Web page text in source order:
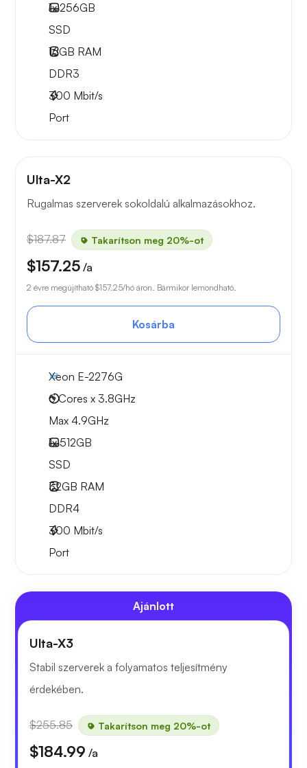
1x256GB
SSD
16GB RAM
DDR3
300 Mbit/s
Port
Ulta-X2
Rugalmas szerverek sokoldalú alkalmazásokhoz.
$187.87 Takarítson meg 20%-ot
$157.25 /a
2 évre megújítható $157.25/hó áron. Bármikor lemondható.
Kosárba
Xeon E-2276G
6 Cores x 3.8GHz
Max 4.9GHz
1x512GB
SSD
32GB RAM
DDR4
300 Mbit/s
Port
Ajánlott
Ulta-X3
Stabil szerverek a folyamatos teljesítmény
érdekében.
$255.85 Takarítson meg 20%-ot
$184.99 /a